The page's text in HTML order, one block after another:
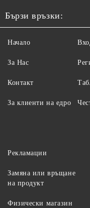
Бързи връзки:
Начало
За Нас
Контакт
За клиенти на едро
Рекламации
Замяна или връщане
на продукт
Физически магазин